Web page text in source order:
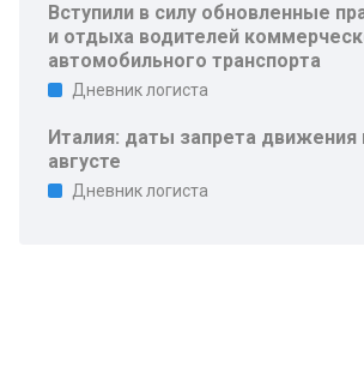
Вступили в силу обновленные
и отдыха водителей
автомобильного транспорта
Дневник логиста
Италия: даты запрета движения
августе
Дневник логиста